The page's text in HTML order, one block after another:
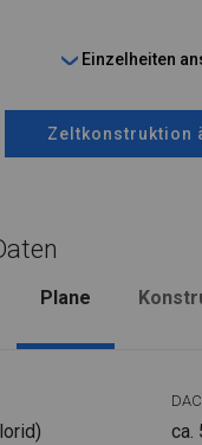
Einzelheiten
Zeltkonstruktion
Plane
ca.